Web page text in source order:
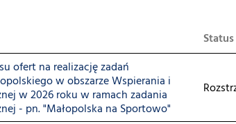
Status
ofert na realizację zadań
w obszarze Wspierania i
w 2026 roku w ramach zadania
- pn. "Małopolska na Sportowo"